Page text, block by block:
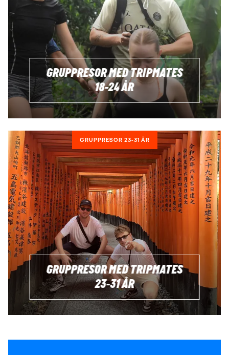
GRUPPRESOR MED TRIPMATES
18-24 ÅR
GRUPPRESOR 23-31 ÅR
GRUPPRESOR MED TRIPMATES
23-31 ÅR